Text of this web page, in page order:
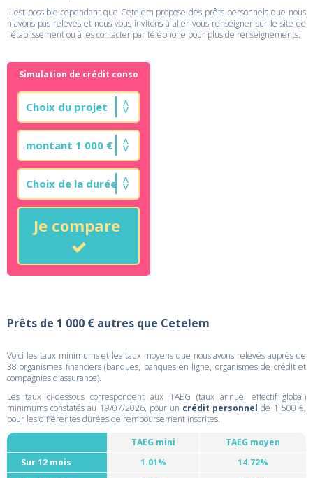
Il est possible cependant que Cetelem propose des prêts personnels que nous
n'avons pas relevés et nous vous invitons à aller vous renseigner sur le site de
l'établissement ou à les contacter par téléphone pour plus de renseignements.
Simulation de crédit conso
Je compare
Prêts de 1 000 € autres que Cetelem
Voici les taux minimums et les taux moyens que nous avons relevés auprès de
38 organismes financiers (banques, banques en ligne, organismes de crédit et
compagnies d'assurance).
Les taux ci-dessous correspondent aux TAEG (taux annuel effectif global)
minimums constatés au 19/07/2026, pour un crédit personnel de 1 500 €,
pour les différentes durées de remboursement inscrites.
TAEG mini
TAEG moyen
Sur 12 mois
1.01%
14.72%